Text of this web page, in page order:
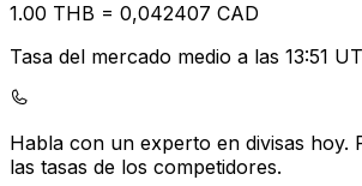
1.00 THB = 0,042407 CAD
Tasa del mercado medio a las 13:51
Habla con un experto en divisas hoy.
las tasas de los competidores.